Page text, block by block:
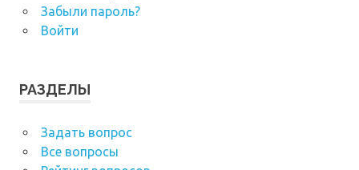
Забыли пароль?
Войти
РАЗДЕЛЫ
Задать вопрос
Все вопросы